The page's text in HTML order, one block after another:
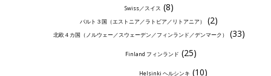
Swiss／スイス (8)
バルト３国（エストニア／ラトビア／リトアニア） (2)
北欧４カ国（ノルウェー／スウェーデン／フィンランド／デンマーク） (33)
Finland フィンランド (25)
Helsinki ヘルシンキ (10)